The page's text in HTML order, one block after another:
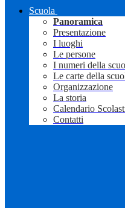
Scuola
Panoramica
Presentazione
I luoghi
Le persone
I numeri della
Le carte della
Organizzazione
La storia
Calendario
Contatti